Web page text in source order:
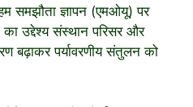
समझौता ज्ञापन (एमओयू) पर
का उद्देश्य संस्थान परिसर और
बढ़ाकर पर्यावरणीय संतुलन को